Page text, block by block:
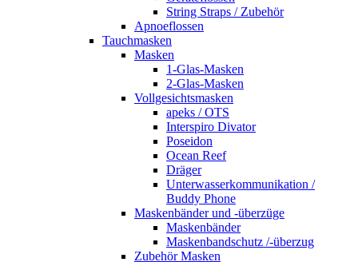
String Straps / Zubehör
Apnoeflossen
Tauchmasken
Masken
1-Glas-Masken
2-Glas-Masken
Vollgesichtsmasken
apeks / OTS
Interspiro Divator
Poseidon
Ocean Reef
Dräger
Unterwasserkommunikation /
Buddy Phone
Maskenbänder und -überzüge
Maskenbänder
Maskenbandschutz /-überzug
Zubehör Masken